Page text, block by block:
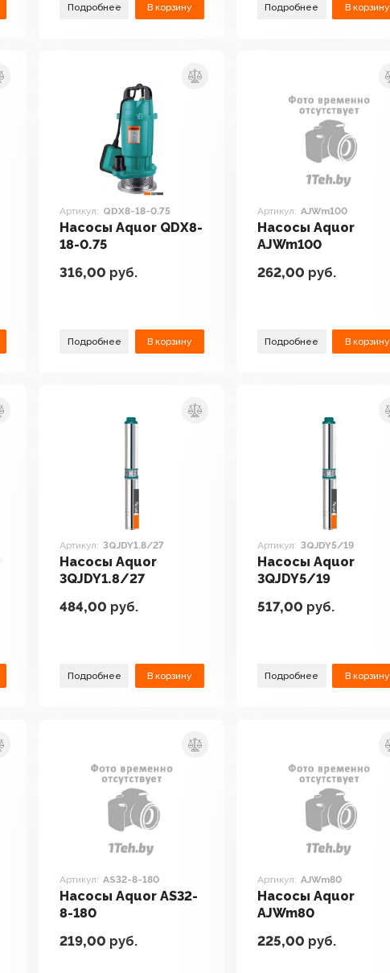
Подробнее В корзину Подробнее В корзину
Артикул: QDX8-18-0.75
Насосы Aquor QDX8-
18-0.75
316,00 руб.
Подробнее В корзину
Артикул: AJWm100
Насосы Aquor
AJWm100
262,00 руб.
Подробнее В корзину
Артикул: 3QJDY1.8/27
Насосы Aquor
3QJDY1.8/27
484,00 руб.
Подробнее В корзину
Артикул: 3QJDY5/19
Насосы Aquor
3QJDY5/19
517,00 руб.
Подробнее В корзину
Артикул: AS32-8-180
Насосы Aquor AS32-
8-180
219,00 руб.
Артикул: AJWm80
Насосы Aquor
AJWm80
225,00 руб.